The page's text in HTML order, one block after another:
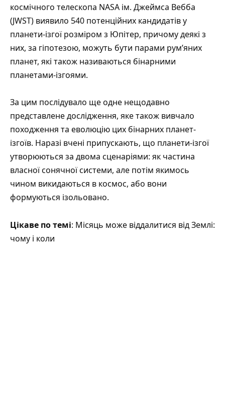
космічного телескопа NASA ім. Джеймса Вебба
(JWST) виявило 540 потенційних кандидатів у
планети-ізгої розміром з Юпітер, причому деякі з
них, за гіпотезою, можуть бути парами рум’яних
планет, які також називаються бінарними
планетами-ізгоями.
За цим послідувало ще одне нещодавно
представлене дослідження, яке також вивчало
походження та еволюцію цих бінарних планет-
ізгоїв. Наразі вчені припускають, що планети-ізгої
утворюються за двома сценаріями: як частина
власної сонячної системи, але потім якимось
чином викидаються в космос, або вони
формуються ізольовано.
Цікаве по темі: Місяць може віддалитися від Землі:
чому і коли